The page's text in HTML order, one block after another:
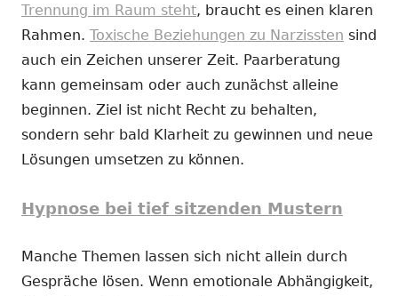
Trennung im Raum steht, braucht es einen klaren
Rahmen. Toxische Beziehungen zu Narzissten sind
auch ein Zeichen unserer Zeit. Paarberatung
kann gemeinsam oder auch zunächst alleine
beginnen. Ziel ist nicht Recht zu behalten,
sondern sehr bald Klarheit zu gewinnen und neue
Lösungen umsetzen zu können.
Hypnose bei tief sitzenden Mustern
Manche Themen lassen sich nicht allein durch
Gespräche lösen. Wenn emotionale Abhängigkeit,